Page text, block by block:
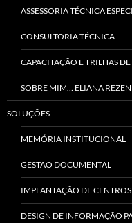
ASSESSORIA TÉCNICA
CONSULTORIA TÉCNICA
CAPACITAÇÃO E TRILHAS
SOBRE MIM… ELIANA
SOLUÇÕES
MEMÓRIA INSTITUCIONAL
GESTÃO DOCUMENTAL
IMPLANTAÇÃO DE
DESIGN DE INFORMAÇÃO